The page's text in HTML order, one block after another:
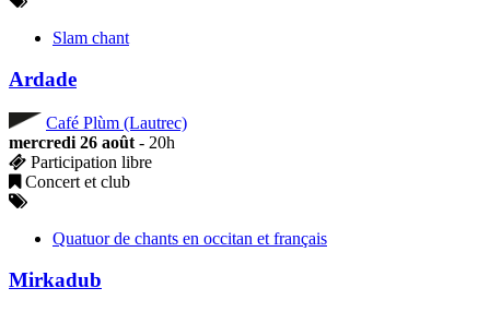
Slam chant
Ardade
Café Plùm (Lautrec)
mercredi 26 août - 20h
Participation libre
Concert et club
Quatuor de chants en occitan et français
Mirkadub